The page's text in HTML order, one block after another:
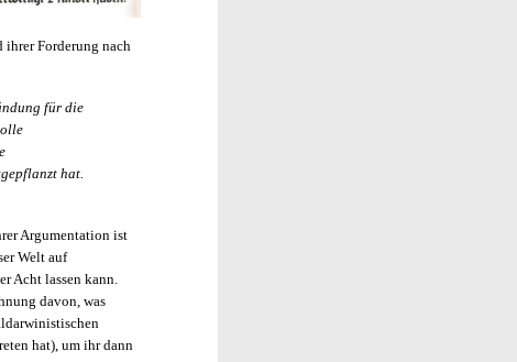
ihrer Forderung nach
für die
hat.
Argumentation ist
Welt auf
Acht lassen kann.
davon, was
hat), um ihr dann